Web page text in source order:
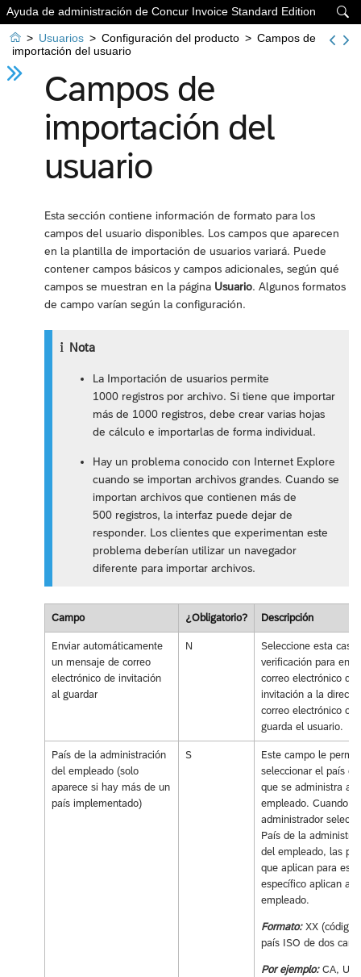

Ayuda de administración de Concur Invoice Standard Edition
 > Usuarios > Configuración del producto > Campos de
importación del usuario
Campos de
importación del
usuario
Esta sección contiene información de formato para los
campos del usuario disponibles. Los campos que aparecen
en la plantilla de importación de usuarios variará. Puede
contener campos básicos y campos adicionales, según qué
campos se muestran en la página Usuario. Algunos formatos
de campo varían según la configuración.
Nota
La Importación de usuarios permite
1000 registros por archivo. Si tiene que importar
más de 1000 registros, debe crear varias hojas
de cálculo e importarlas de forma individual.
Hay un problema conocido con Internet Explore
cuando se importan archivos grandes. Cuando se
importan archivos que contienen más de
500 registros, la interfaz puede dejar de
responder. Los clientes que experimentan este
problema deberían utilizar un navegador
diferente para importar archivos.
Campo ¿Obligatorio? Descripción
Enviar automáticamente
un mensaje de correo
electrónico de invitación
al guardar
N
Seleccione esta
verificación para
correo electrónico de
invitación a la
correo electrónico
guarda el usuario.
País de la administración
del empleado (solo
aparece si hay más de un
país implementado)
S
Este campo le
seleccionar el país
que se administra al
empleado. Cuando el
administrador
País de la
del empleado, las
que aplican para ese
específico aplican al
empleado.
Formato: XX (código
país ISO de dos
Por ejemplo: CA,